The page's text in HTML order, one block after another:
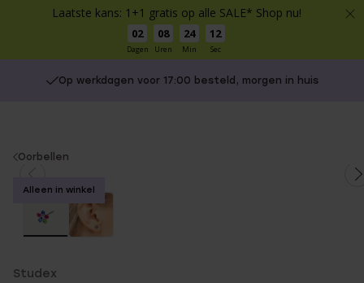
Laatste kans: 1+1 gratis op alle SALE* Shop nu!
02
Dagen
08
Uren
24
Min
12
Sec
Op werkdagen voor 17:00 besteld, morgen in huis
You
here:
Oorbellen
Alleen in winkel
Studex